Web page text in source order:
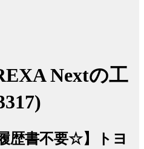
Nextの工
歴書不要☆】トヨ